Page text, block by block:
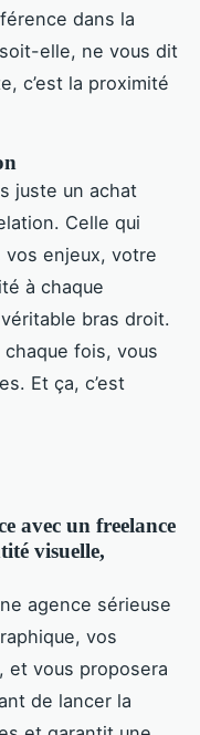
dans la
elle, ne vous dit
c’est la proximité
juste un achat
Celle qui
enjeux, votre
à chaque
bras droit.
fois, vous
Et ça, c’est
avec un freelance
visuelle,
agence sérieuse
vos
et vous proposera
de lancer la